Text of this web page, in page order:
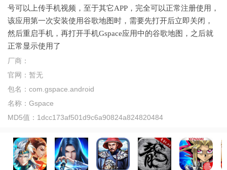
号可以上传手机视频，至于其它APP，完全可以正常注册使用，
该应用第一次安装使用谷歌地图时，需要先打开后立即关闭，
然后重启手机，再打开手机Gspace应用中的谷歌地图，之后就
正常显示使用了
厂商：
官网： 暂无
包名： com.gspace.android
名称： Gspace
MD5值： 1dcc173af501d9c6a90824a824820484